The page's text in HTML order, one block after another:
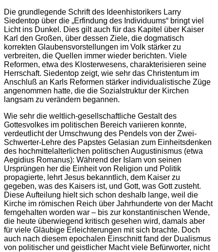
Die grundlegende Schrift des Ideenhistorikers Larry
Siedentop über die „Erfindung des Individuums“ bringt viel
Licht ins Dunkel. Dies gilt auch für das Kapitel über Kaiser
Karl den Großen, über dessen Ziele, die dogmatisch
korrekten Glaubensvorstellungen im Volk stärker zu
verbreiten, die Quellen immer wieder berichten. Viele
Reformen, etwa des Klosterwesens, charakterisieren seine
Herrschaft. Siedentop zeigt, wie sehr das Christentum im
Anschluß an Karls Reformen stärker individualistische Züge
angenommen hatte, die die Sozialstruktur der Kirchen
langsam zu verändern begannen.
Wie sehr die weltlich-gesellschaftliche Gestalt des
Gottesvolkes im politischen Bereich variieren konnte,
verdeutlicht der Umschwung des Pendels von der Zwei-
Schwerter-Lehre des Papstes Gelasian zum Einheitsdenken
des hochmittelalterlichen politischen Augustinismus (etwa
Aegidius Romanus): Während der Islam von seinen
Ursprüngen her die Einheit von Religion und Politik
propagierte, lehrt Jesus bekanntlich, dem Kaiser zu
gegeben, was des Kaisers ist, und Gott, was Gott zusteht.
Diese Aufteilung hielt sich schon deshalb lange, weil die
Kirche im römischen Reich über Jahrhunderte von der Macht
ferngehalten worden war – bis zur konstantinischen Wende,
die heute überwiegend kritisch gesehen wird, damals aber
für viele Gläubige Erleichterungen mit sich brachte. Doch
auch nach diesem epochalen Einschnitt fand der Dualismus
von politischer und geistlicher Macht viele Befürworter, nicht